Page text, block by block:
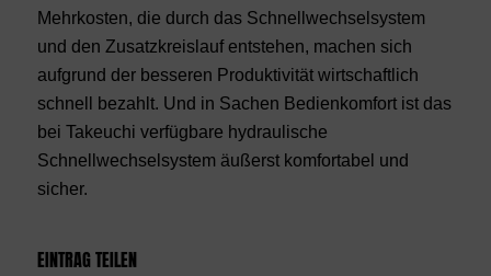
Mehrkosten, die durch das Schnellwechselsystem
und den Zusatzkreislauf entstehen, machen sich
aufgrund der besseren Produktivität wirtschaftlich
schnell bezahlt. Und in Sachen Bedienkomfort ist das
bei Takeuchi verfügbare hydraulische
Schnellwechselsystem äußerst komfortabel und
sicher.
EINTRAG TEILEN